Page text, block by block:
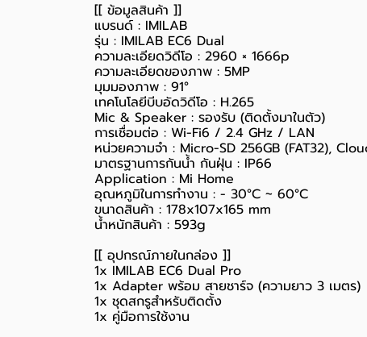
[[ ข้อมูลสินค้า ]]
แบรนด์ : IMILAB
รุ่น : IMILAB EC6 Dual
ความละเอียดวิดีโอ : 2960 × 1666p
ความละเอียดของภาพ : 5MP
มุมมองภาพ : 91°
เทคโนโลยีบีบอัดวิดีโอ : H.265
Mic & Speaker : รองรับ (ติดตั้งมาในตัว)
การเชื่อมต่อ : Wi-Fi6 / 2.4 GHz / LAN
หน่วยความจำ : Micro-SD 256GB (FAT32),
มาตรฐานการกันน้ำ กันฝุ่น : IP66
Application : Mi Home
อุณหภูมิในการทำงาน : - 30°C ~ 60°C
ขนาดสินค้า : 178x107x165 mm
น้ำหนักสินค้า : 593g
[[ อุปกรณ์ภายในกล่อง ]]
1x IMILAB EC6 Dual Pro
1x Adapter พร้อม สายชาร์จ (ความยาว 3 เมตร)
1x ชุดสกรูสำหรับติดตั้ง
1x คู่มือการใช้งาน